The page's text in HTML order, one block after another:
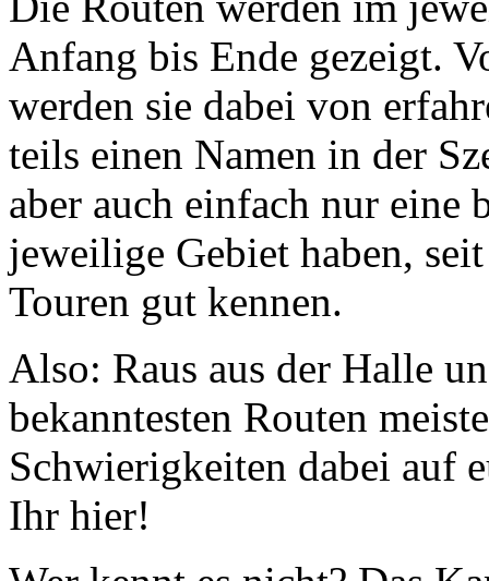
Anfang bis Ende gezeigt.
werden sie dabei von
teils einen Namen in der
aber auch einfach nur eine
jeweilige Gebiet haben,
Touren gut kennen.
Also: Raus aus der Halle
bekanntesten Routen
Schwierigkeiten dabei auf
Ihr hier!